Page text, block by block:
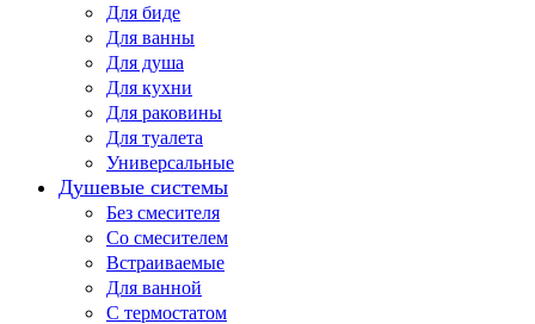
Для биде
Для ванны
Для душа
Для кухни
Для раковины
Для туалета
Универсальные
Душевые системы
Без смесителя
Со смесителем
Встраиваемые
Для ванной
С термостатом